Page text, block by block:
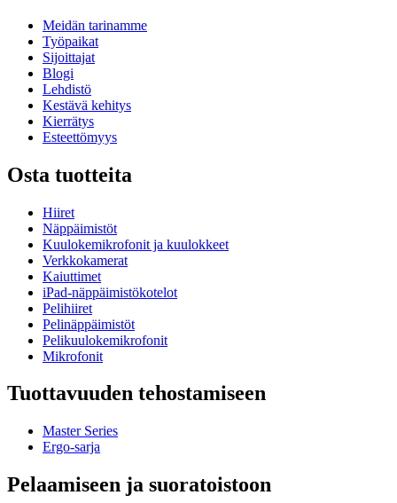
Meidän tarinamme
Työpaikat
Sijoittajat
Blogi
Lehdistö
Kestävä kehitys
Kierrätys
Esteettömyys
Osta tuotteita
Hiiret
Näppäimistöt
Kuulokemikrofonit ja kuulokkeet
Verkkokamerat
Kaiuttimet
iPad-näppäimistökotelot
Pelihiiret
Pelinäppäimistöt
Pelikuulokemikrofonit
Mikrofonit
Tuottavuuden tehostamiseen
Master Series
Ergo-sarja
Pelaamiseen ja suoratoistoon